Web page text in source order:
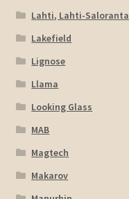
Lahti, Lahti-Saloranta
Lakefield
Lignose
Llama
Looking Glass
MAB
Magtech
Makarov